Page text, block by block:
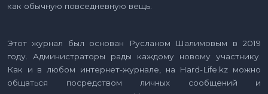
как обычную повседневную вещь.
Этот журнал был основан Русланом Шалимовым в 2019
году. Администраторы рады каждому новому участнику.
Как и в любом интернет-журнале, на Hard-Life.kz можно
общаться посредством личных сообщений и